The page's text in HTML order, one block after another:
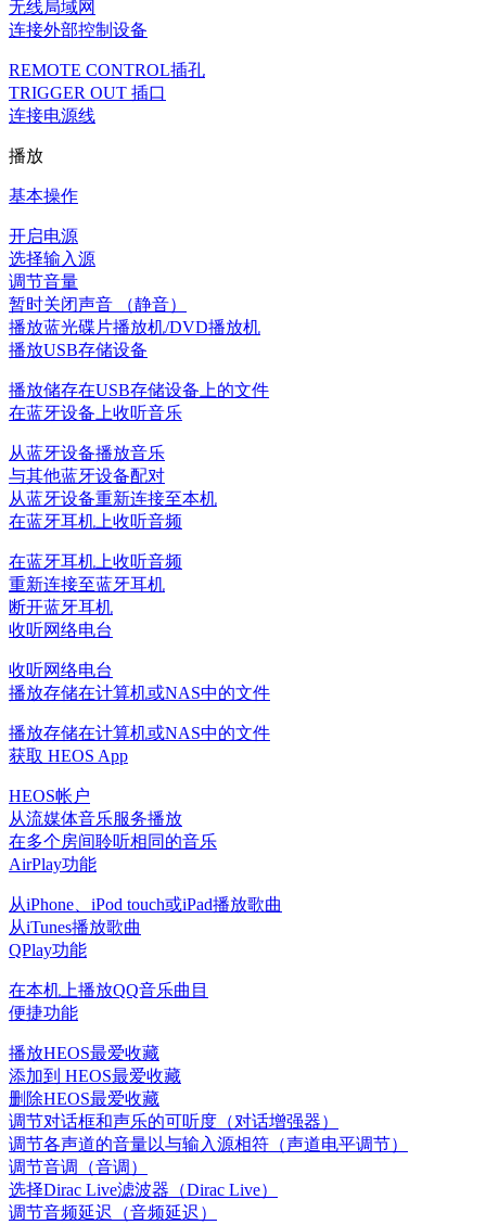
无线局域网
连接外部控制设备
REMOTE CONTROL插孔
TRIGGER OUT 插口
连接电源线
播放
基本操作
开启电源
选择输入源
调节音量
暂时关闭声音 （静音）
播放蓝光碟片播放机/DVD播放机
播放USB存储设备
播放储存在USB存储设备上的文件
在蓝牙设备上收听音乐
从蓝牙设备播放音乐
与其他蓝牙设备配对
从蓝牙设备重新连接至本机
在蓝牙耳机上收听音频
在蓝牙耳机上收听音频
重新连接至蓝牙耳机
断开蓝牙耳机
收听网络电台
收听网络电台
播放存储在计算机或NAS中的文件
播放存储在计算机或NAS中的文件
获取 HEOS App
HEOS帐户
从流媒体音乐服务播放
在多个房间聆听相同的音乐
AirPlay功能
从iPhone、iPod touch或iPad播放歌曲
从iTunes播放歌曲
QPlay功能
在本机上播放QQ音乐曲目
便捷功能
播放HEOS最爱收藏
添加到 HEOS最爱收藏
删除HEOS最爱收藏
调节对话框和声乐的可听度（对话增强器）
调节各声道的音量以与输入源相符（声道电平调节）
调节音调（音调）
选择Dirac Live滤波器（Dirac Live）
调节音频延迟（音频延迟）